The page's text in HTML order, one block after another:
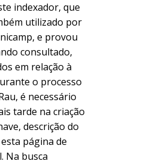
indexador, que
utilizado por
e provou
consultado,
em relação à
o processo
é necessário
tarde na criação
descrição do
página de
Na busca